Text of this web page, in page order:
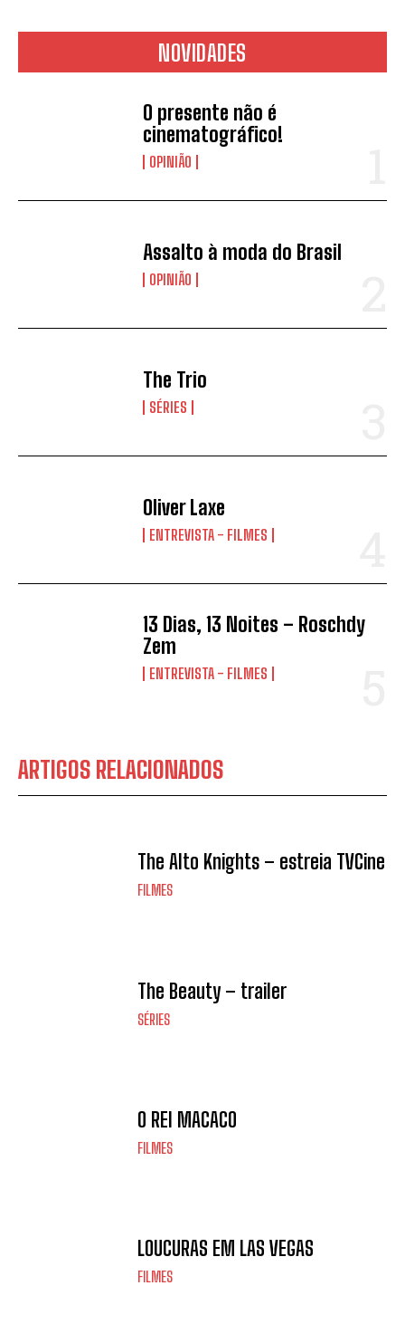
NOVIDADES
O presente não é
cinematográfico!
OPINIÃO
Assalto à moda do Brasil
OPINIÃO
The Trio
SÉRIES
Oliver Laxe
ENTREVISTA - FILMES
13 Dias, 13 Noites – Roschdy
Zem
ENTREVISTA - FILMES
ARTIGOS RELACIONADOS
The Alto Knights – estreia TVCine
FILMES
The Beauty – trailer
SÉRIES
O REI MACACO
FILMES
LOUCURAS EM LAS VEGAS
FILMES